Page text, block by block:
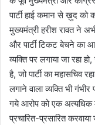
पार्टी हाई कमान से ख़ुद को
मुख्यमंत्री हरीश रावत ने
और पार्टी टिकट बेचने का
व्यक्ति पर लगाया जा रहा
है, जो पार्टी का महासचिव
लगाने वाला व्यक्ति भी गंभीर
गये आरोप को एक अत्यधिक
प्रचारित-प्रसारित